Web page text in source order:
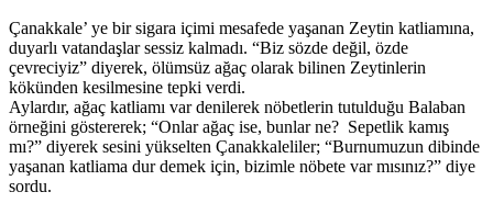
Çanakkale’ ye bir sigara içimi mesafede yaşanan Zeytin katliamına,
duyarlı vatandaşlar sessiz kalmadı. “Biz sözde değil, özde
çevreciyiz” diyerek, ölümsüz ağaç olarak bilinen Zeytinlerin
kökünden kesilmesine tepki verdi.
Aylardır, ağaç katliamı var denilerek nöbetlerin tutulduğu Balaban
örneğini göstererek; “Onlar ağaç ise, bunlar ne? Sepetlik kamış
mı?” diyerek sesini yükselten Çanakkaleliler; “Burnumuzun dibinde
yaşanan katliama dur demek için, bizimle nöbete var mısınız?” diye
sordu.